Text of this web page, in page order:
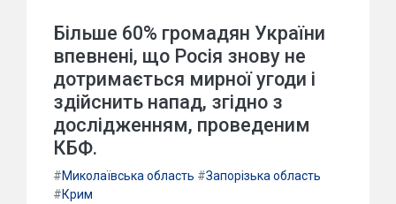
Більше 60% громадян України
впевнені, що Росія знову не
дотримається мирної угоди і
здійснить напад, згідно з
дослідженням, проведеним
КБФ.
#Миколаївська область #Запорізька область
#Крим